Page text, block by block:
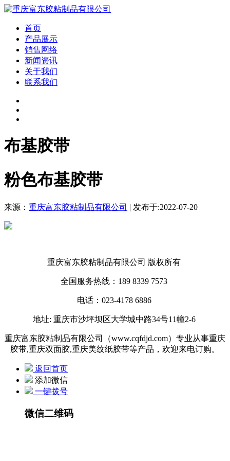
首页
产品展示
销售网络
新闻资讯
关于我们
联系我们
布基胶带
粉色布基胶带
来源： 重庆富东胶粘制品有限公司 | 发布于:2022-07-20
重庆富东胶粘制品有限公司 版权所有
全国服务热线：189 8339 7573
电话：023-4178 6886
地址: 重庆市沙坪坝区大学城中路34号11幢2-6
重庆富东胶粘制品有限公司（www.cqfdjd.com）专业从事重庆
胶带,重庆双面胶,重庆美纹纸胶带等产品，欢迎来电订购。
返回首页
添加微信
一键拨号
微信二维码